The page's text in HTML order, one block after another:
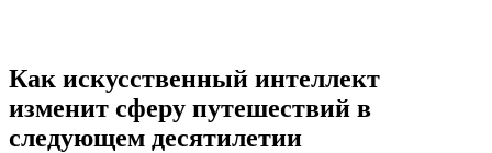
Как искусственный интеллект
изменит сферу путешествий в
следующем десятилетии